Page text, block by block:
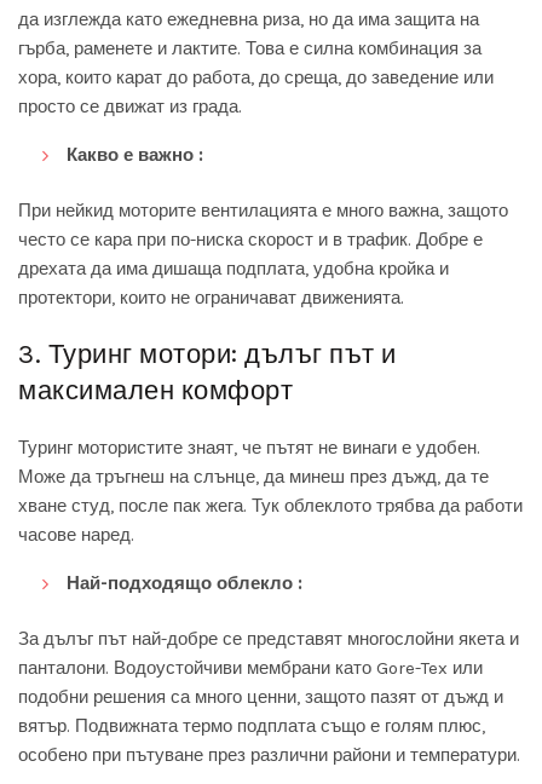
да изглежда като ежедневна риза, но да има защита на
гърба, раменете и лактите. Това е силна комбинация за
хора, които карат до работа, до среща, до заведение или
просто се движат из града.
Какво е важно :
При нейкид моторите вентилацията е много важна, защото
често се кара при по-ниска скорост и в трафик. Добре е
дрехата да има дишаща подплата, удобна кройка и
протектори, които не ограничават движенията.
3. Туринг мотори: дълъг път и
максимален комфорт
Туринг мотористите знаят, че пътят не винаги е удобен.
Може да тръгнеш на слънце, да минеш през дъжд, да те
хване студ, после пак жега. Тук облеклото трябва да работи
часове наред.
Най-подходящо облекло :
За дълъг път най-добре се представят многослойни якета и
панталони. Водоустойчиви мембрани като Gore-Tex или
подобни решения са много ценни, защото пазят от дъжд и
вятър. Подвижната термо подплата също е голям плюс,
особено при пътуване през различни райони и температури.